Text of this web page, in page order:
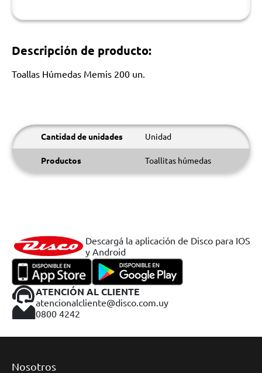
Descripción de producto:
Toallas Húmedas Memis 200 un.
Cantidad de unidades Unidad
Productos Toallitas húmedas
Descargá la aplicación de Disco para IOS
y Android
ATENCIÓN AL CLIENTE
atencionalcliente@disco.com.uy
0800 4242
Nosotros